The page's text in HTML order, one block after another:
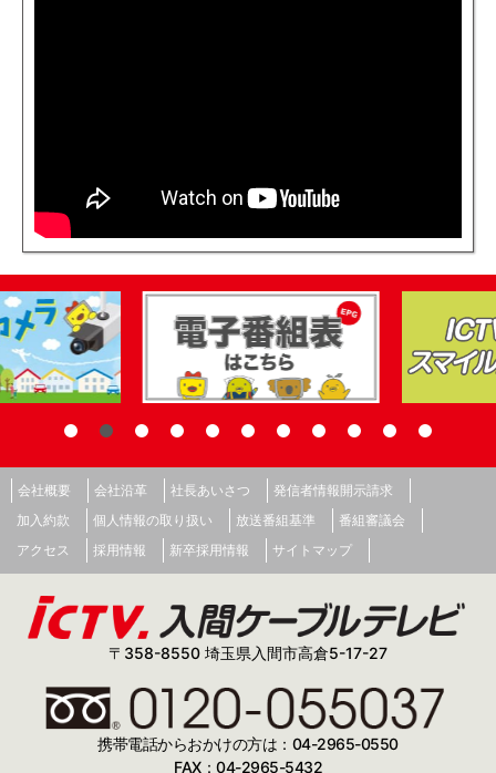
会社概要 会社沿革 社長あいさつ
発信者情報開示請求
加入約款
個人情報の取り扱い 放送番組基準
番組審議会
アクセス
採用情報 新卒採用情報 サイトマップ
〒358-8550 埼玉県入間市高倉5-17-27
携帯電話からおかけの方は：04-2965-0550
FAX：04-2965-5432